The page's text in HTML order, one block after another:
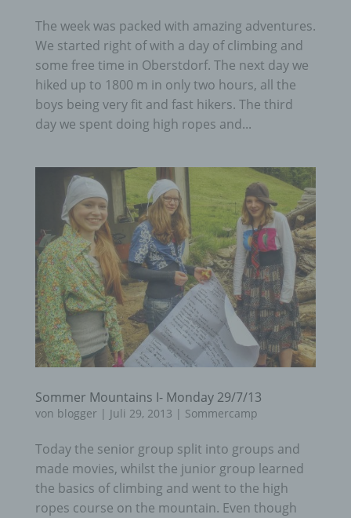
The week was packed with amazing adventures.
We started right of with a day of climbing and
some free time in Oberstdorf. The next day we
hiked up to 1800 m in only two hours, all the
boys being very fit and fast hikers. The third
day we spent doing high ropes and...
Sommer Mountains I- Monday 29/7/13
von blogger | Juli 29, 2013 | Sommercamp
Today the senior group split into groups and
made movies, whilst the junior group learned
the basics of climbing and went to the high
ropes course on the mountain. Even though